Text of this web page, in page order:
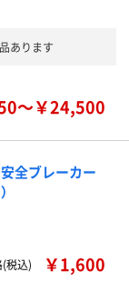
あります
～￥24,500
全ブレーカー
税込) ￥1,600